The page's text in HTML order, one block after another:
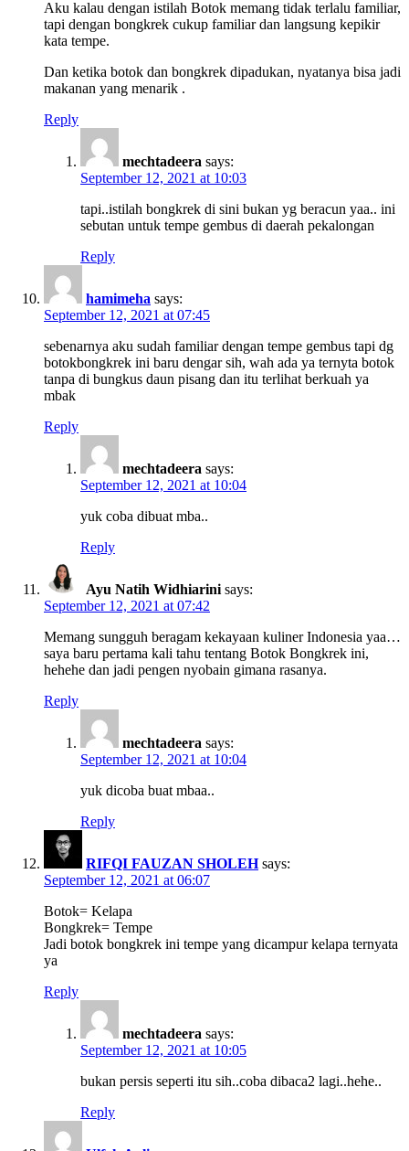
Aku kalau dengan istilah Botok memang tidak terlalu familiar,
tapi dengan bongkrek cukup familiar dan langsung kepikir
kata tempe.
Dan ketika botok dan bongkrek dipadukan, nyatanya bisa jadi
makanan yang menarik .
Reply
mechtadeera says:
September 12, 2021 at 10:03
tapi..istilah bongkrek di sini bukan yg beracun yaa.. ini
sebutan untuk tempe gembus di daerah pekalongan
Reply
hamimeha says:
September 12, 2021 at 07:45
sebenarnya aku sudah familiar dengan tempe gembus tapi dg
botokbongkrek ini baru dengar sih, wah ada ya ternyta botok
tanpa di bungkus daun pisang dan itu terlihat berkuah ya
mbak
Reply
mechtadeera says:
September 12, 2021 at 10:04
yuk coba dibuat mba..
Reply
Ayu Natih Widhiarini says:
September 12, 2021 at 07:42
Memang sungguh beragam kekayaan kuliner Indonesia yaa…
saya baru pertama kali tahu tentang Botok Bongkrek ini,
hehehe dan jadi pengen nyobain gimana rasanya.
Reply
mechtadeera says:
September 12, 2021 at 10:04
yuk dicoba buat mbaa..
Reply
RIFQI FAUZAN SHOLEH says:
September 12, 2021 at 06:07
Botok= Kelapa
Bongkrek= Tempe
Jadi botok bongkrek ini tempe yang dicampur kelapa ternyata
ya
Reply
mechtadeera says:
September 12, 2021 at 10:05
bukan persis seperti itu sih..coba dibaca2 lagi..hehe..
Reply